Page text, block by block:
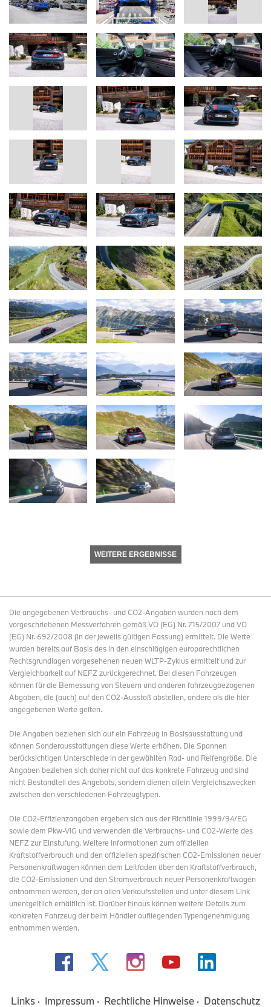
WEITERE ERGEBNISSE
Die angegebenen Verbrauchs- und CO2-Angaben wurden nach dem
vorgeschriebenen Messverfahren gemäß VO (EG) Nr. 715/2007 und VO
(EG) Nr. 692/2008 (in der jeweils gültigen Fassung) ermittelt. Die Werte
wurden bereits auf Basis des in den einschlägigen europarechtlichen
Rechtsgrundlagen vorgesehenen neuen WLTP-Zyklus ermittelt und zur
Vergleichbarkeit auf NEFZ zurückgerechnet. Bei diesen Fahrzeugen
können für die Bemessung von Steuern und anderen fahrzeugbezogenen
Abgaben, die (auch) auf den CO2-Ausstoß abstellen, andere als die hier
angegebenen Werte gelten.
Die Angaben beziehen sich auf ein Fahrzeug in Basisausstattung und
können Sonderausstattungen diese Werte erhöhen. Die Spannen
berücksichtigen Unterschiede in der gewählten Rad- und Reifengröße. Die
Angaben beziehen sich daher nicht auf das konkrete Fahrzeug und sind
nicht Bestandteil des Angebots, sondern dienen allein Vergleichszwecken
zwischen den verschiedenen Fahrzeugtypen.
Die CO2-Effizienzangaben ergeben sich aus der Richtlinie 1999/94/EG
sowie dem Pkw-VIG und verwenden die Verbrauchs- und CO2-Werte des
NEFZ zur Einstufung. Weitere Informationen zum offiziellen
Kraftstoffverbrauch und den offiziellen spezifischen CO2-Emissionen neuer
Personenkraftwagen können dem Leitfaden über den Kraftstoffverbrauch,
die CO2-Emissionen und den Stromverbrauch neuer Personenkraftwagen
entnommen werden, der an allen Verkaufsstellen und unter diesem Link
unentgeltlich erhältlich ist. Darüber hinaus können weitere Details zum
konkreten Fahrzeug der beim Händler aufliegenden Typengenehmigung
entnommen werden.
Links Impressum Rechtliche Hinweise Datenschutz